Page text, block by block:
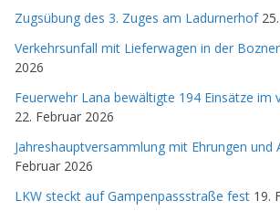
Zugsübung des 3. Zuges am Ladurnerhof
Verkehrsunfall mit Lieferwagen in der
2026
Feuerwehr Lana bewältigte 194 Einsätze im
22. Februar 2026
Jahreshauptversammlung mit Ehrungen und
Februar 2026
LKW steckt auf Gampenpassstraße fest 19.